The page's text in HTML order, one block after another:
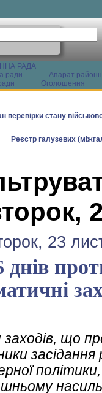
РАДА
ради
Апарат
Оголошення
перевірки стану
Реєстр галузевих
23
днів
що